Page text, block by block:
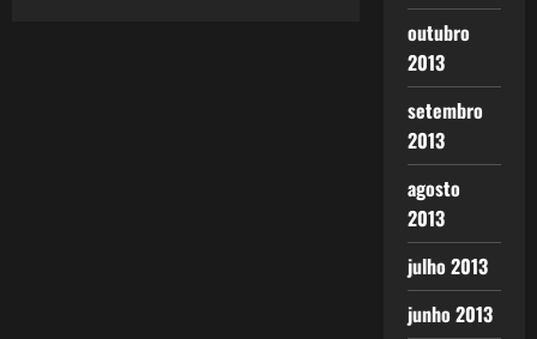
outubro
2013
setembro
2013
agosto
2013
julho 2013
junho 2013